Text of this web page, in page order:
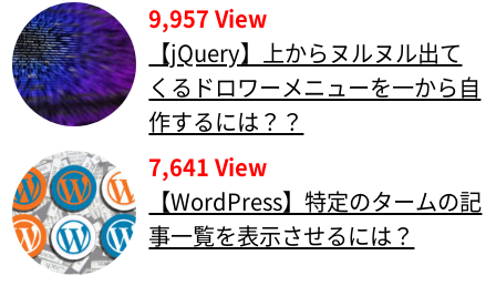
9,957 View
【jQuery】上からヌルヌル出て
くるドロワーメニューを一から自
作するには？？
7,641 View
【WordPress】特定のタームの記
事一覧を表示させるには？